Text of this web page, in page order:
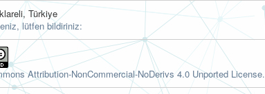
Türkiye
lütfen bildiriniz:
Attribution-NonCommercial-NoDerivs 4.0 Unported License.